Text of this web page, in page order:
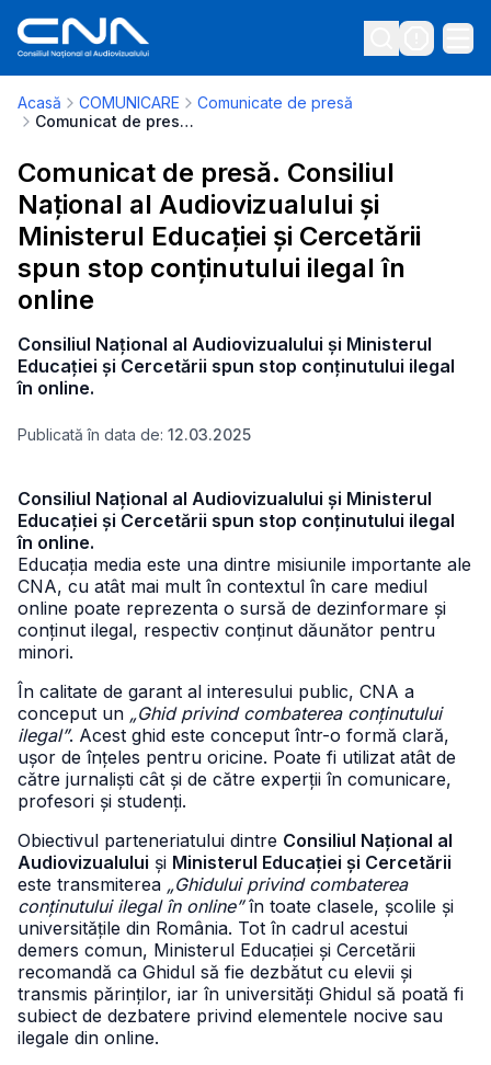
Acasă COMUNICARE
Comunicate de presă
Comunicat de presă. Consiliul Național al Audiovizualului și Ministerul Educației și Cercetării spun stop conținutului ilegal în online
Comunicat de presă. Consiliul
Național al Audiovizualului și
Ministerul Educației și Cercetării
spun stop conținutului ilegal în
online
Consiliul Național al Audiovizualului și Ministerul
Educației și Cercetării spun stop conținutului ilegal
în online.
Publicată în data de: 12.03.2025
Consiliul Național al Audiovizualului și Ministerul
Educației și Cercetării spun stop conținutului ilegal
în online.
Educația media este una dintre misiunile importante ale
CNA, cu atât mai mult în contextul în care mediul
online poate reprezenta o sursă de dezinformare și
conținut ilegal, respectiv conținut dăunător pentru
minori.
În calitate de garant al interesului public, CNA a
conceput un „Ghid privind combaterea conținutului
ilegal”. Acest ghid este conceput într-o formă clară,
ușor de înțeles pentru oricine. Poate fi utilizat atât de
către jurnaliști cât și de către experții în comunicare,
profesori și studenți.
Obiectivul parteneriatului dintre Consiliul Național al
Audiovizualului și Ministerul Educației și Cercetării
este transmiterea „Ghidului privind combaterea
conținutului ilegal în online”în toate clasele, școlile și
universitățile din România. Tot în cadrul acestui
demers comun, Ministerul Educației și Cercetării
recomandă ca Ghidul să fie dezbătut cu elevii și
transmis părinților, iar în universități Ghidul să poată fi
subiect de dezbatere privind elementele nocive sau
ilegale din online.